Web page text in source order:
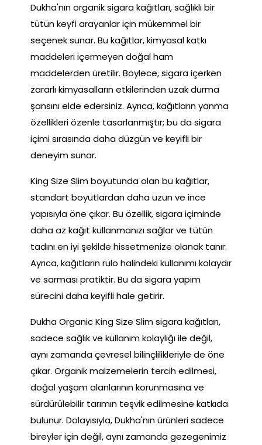
Dukha'nın organik sigara kağıtları, sağlıklı bir
tütün keyfi arayanlar için mükemmel bir
seçenek sunar. Bu kağıtlar, kimyasal katkı
maddeleri içermeyen doğal ham
maddelerden üretilir. Böylece, sigara içerken
zararlı kimyasalların etkilerinden uzak durma
şansını elde edersiniz. Ayrıca, kağıtların yanma
özellikleri özenle tasarlanmıştır; bu da sigara
içimi sırasında daha düzgün ve keyifli bir
deneyim sunar.
King Size Slim boyutunda olan bu kağıtlar,
standart boyutlardan daha uzun ve ince
yapısıyla öne çıkar. Bu özellik, sigara içiminde
daha az kağıt kullanmanızı sağlar ve tütün
tadını en iyi şekilde hissetmenize olanak tanır.
Ayrıca, kağıtların rulo halindeki kullanımı kolaydır
ve sarması pratiktir. Bu da sigara yapım
sürecini daha keyifli hale getirir.
Dukha Organic King Size Slim sigara kağıtları,
sadece sağlık ve kullanım kolaylığı ile değil,
aynı zamanda çevresel bilinçlilikleriyle de öne
çıkar. Organik malzemelerin tercih edilmesi,
doğal yaşam alanlarının korunmasına ve
sürdürülebilir tarımın teşvik edilmesine katkıda
bulunur. Dolayısıyla, Dukha'nın ürünleri sadece
bireyler için değil, aynı zamanda gezegenimiz